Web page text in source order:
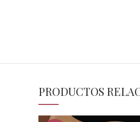
PRODUCTOS